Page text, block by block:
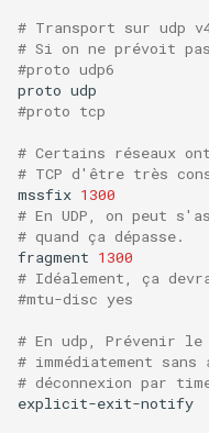
# Transport sur udp
# Si on ne prévoit
#proto udp6
proto
#proto tcp
# Certains réseaux
# TCP d'être très
mssfix 1300
# En UDP, on peut
# quand ça dépasse.
fragment 1300
# Idéalement, ça
#mtu-disc yes
# En udp, Prévenir le
# immédiatement
# déconnexion par
explicit-exit-notify